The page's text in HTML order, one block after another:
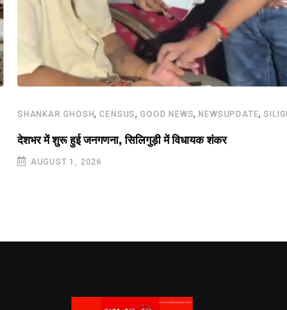
SHANKAR GHOSH,CENSUS,GOOD NEWS,NEWSUPDATE,
देशभर में शुरू हुई जनगणना, सिलिगुड़ी में विधायक शंकर
AUGUST 1, 2026